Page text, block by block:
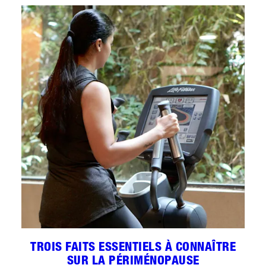
TROIS FAITS ESSENTIELS À CONNAÎTRE
SUR LA PÉRIMÉNOPAUSE